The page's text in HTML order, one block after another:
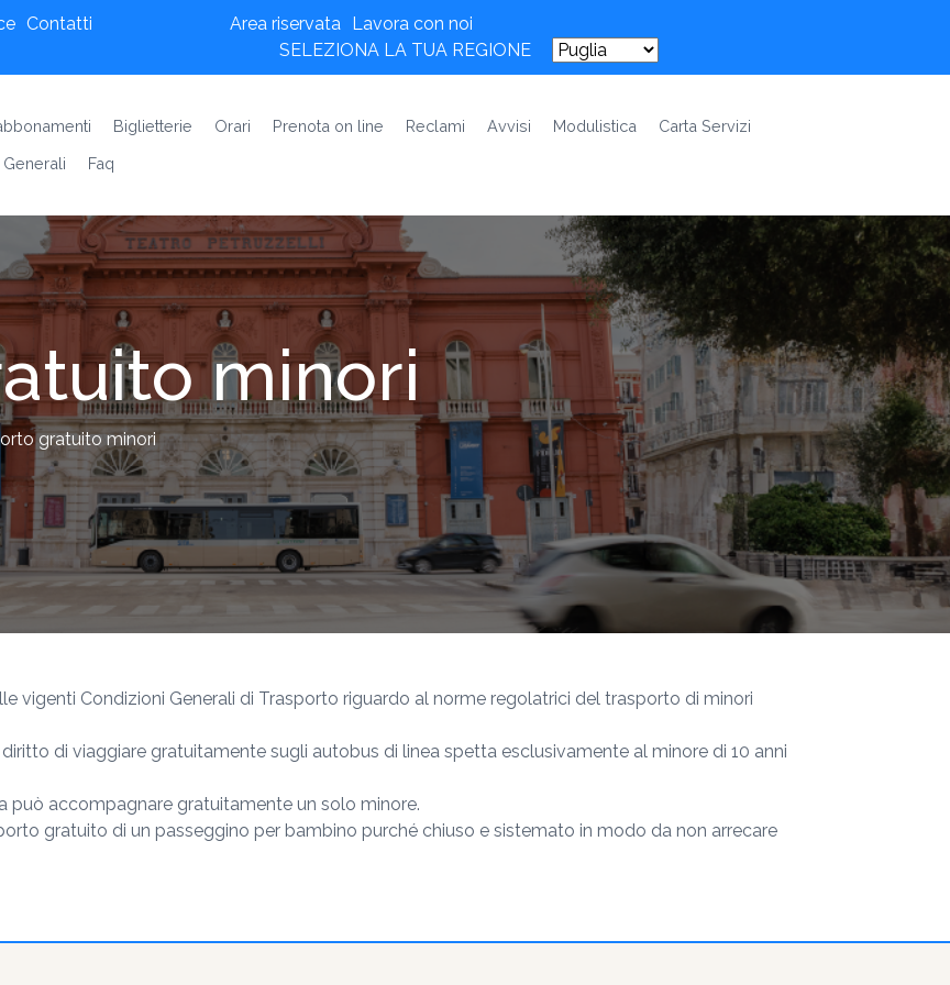
Contatti Area riservata Lavora con noi
SELEZIONA LA TUA REGIONE
Biglietterie Orari Prenota on line Reclami Avvisi Modulistica
Carta Servizi
Faq
minori
gratuito minori
vigenti Condizioni Generali di Trasporto riguardo al norme regolatrici del trasporto di minori
diritto di viaggiare gratuitamente sugli autobus di linea spetta esclusivamente al minore di 10 anni
può accompagnare gratuitamente un solo minore.
gratuito di un passeggino per bambino purché chiuso e sistemato in modo da non arrecare